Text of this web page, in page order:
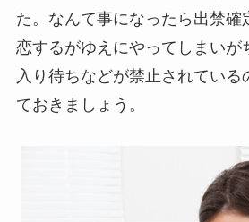
た。なんて事になったら出禁確
恋するがゆえにやってしまいが
入り待ちなどが禁止されている
ておきましょう。